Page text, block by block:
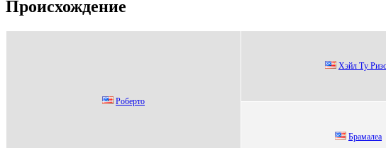
Происхождение
Poбeртo
Xэйл Тy
Брaмaлea